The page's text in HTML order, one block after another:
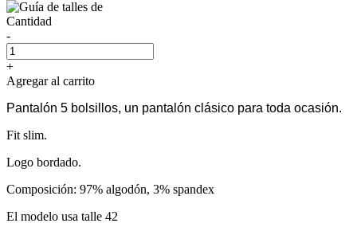
Cantidad
-
+
Agregar al carrito
Pantalón 5 bolsillos, un pantalón clásico para toda ocasión.
Fit slim.
Logo bordado.
Composición: 97% algodón, 3% spandex
El modelo usa talle 42